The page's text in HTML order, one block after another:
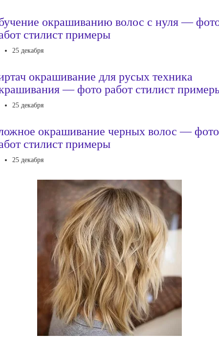
окрашиванию волос с нуля —
стилист примеры
25 декабря
окрашивание для русых техника
— фото работ стилист
25 декабря
окрашивание черных волос — фото
стилист примеры
25 декабря